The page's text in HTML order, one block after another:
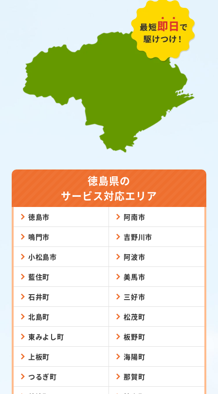
徳島県の
サービス対応エリア
徳島市 阿南市
鳴門市 吉野川市
小松島市 阿波市
藍住町 美馬市
石井町 三好市
北島町 松茂町
東みよし町 板野町
上板町 海陽町
つるぎ町 那賀町